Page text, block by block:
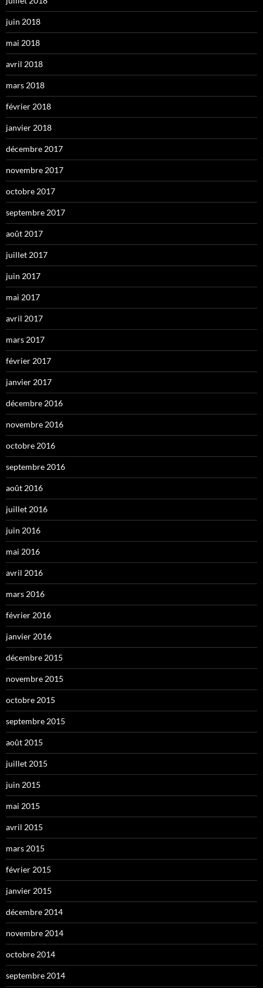
juin 2018
mai 2018
avril 2018
mars 2018
février 2018
janvier 2018
décembre 2017
novembre 2017
octobre 2017
septembre 2017
août 2017
juillet 2017
juin 2017
mai 2017
avril 2017
mars 2017
février 2017
janvier 2017
décembre 2016
novembre 2016
octobre 2016
septembre 2016
août 2016
juillet 2016
juin 2016
mai 2016
avril 2016
mars 2016
février 2016
janvier 2016
décembre 2015
novembre 2015
octobre 2015
septembre 2015
août 2015
juillet 2015
juin 2015
mai 2015
avril 2015
mars 2015
février 2015
janvier 2015
décembre 2014
novembre 2014
octobre 2014
septembre 2014